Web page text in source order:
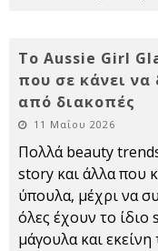
Το Aussie Girl
που σε κάνει να
από διακοπές
11 Μαΐου 2026
Πολλά beauty
story και άλλα που
ύπουλα, μέχρι να
όλες έχουν το ίδιο
μάγουλα και εκείνη